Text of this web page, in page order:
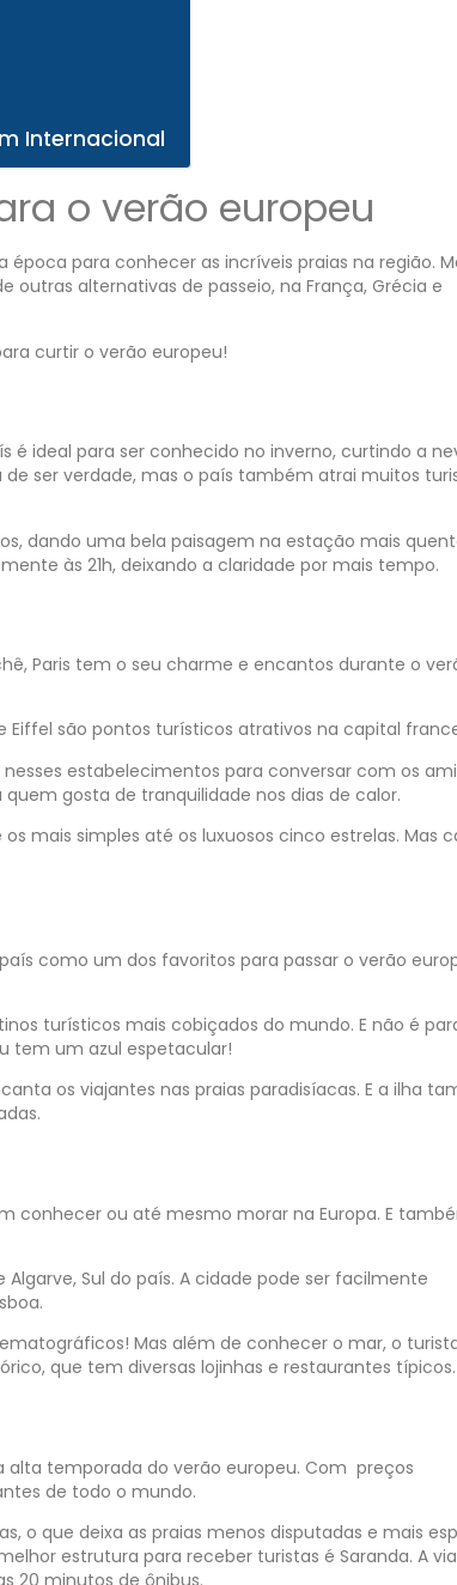
Internacional
o verão europeu
para conhecer as incríveis praias na região.
alternativas de passeio, na França, Grécia e
curtir o verão europeu!
é ideal para ser conhecido no inverno, curtindo a
ser verdade, mas o país também atrai muitos
dando uma bela paisagem na estação mais
às 21h, deixando a claridade por mais tempo.
Paris tem o seu charme e encantos durante o
Eiffel são pontos turísticos atrativos na capital
estabelecimentos para conversar com os
gosta de tranquilidade nos dias de calor.
mais simples até os luxuosos cinco estrelas. Mas
como um dos favoritos para passar o verão
turísticos mais cobiçados do mundo. E não é
tem um azul espetacular!
os viajantes nas praias paradisíacas. E a ilha
conhecer ou até mesmo morar na Europa. E
Sul do país. A cidade pode ser facilmente
Mas além de conhecer o mar, o
que tem diversas lojinhas e restaurantes típicos.
alta temporada do verão europeu. Com preços
de todo o mundo.
o que deixa as praias menos disputadas e mais
estrutura para receber turistas é Saranda. A